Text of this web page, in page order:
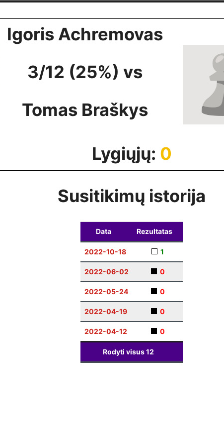
Igoris Achremovas
3/12 (25%) vs
Tomas Braškys
Lygiųjų: 0
Susitikimų istorija
Data Rezultatas
2022-10-18 1
2022-06-02 0
2022-05-24 0
2022-04-19 0
2022-04-12 0
Rodyti visus12